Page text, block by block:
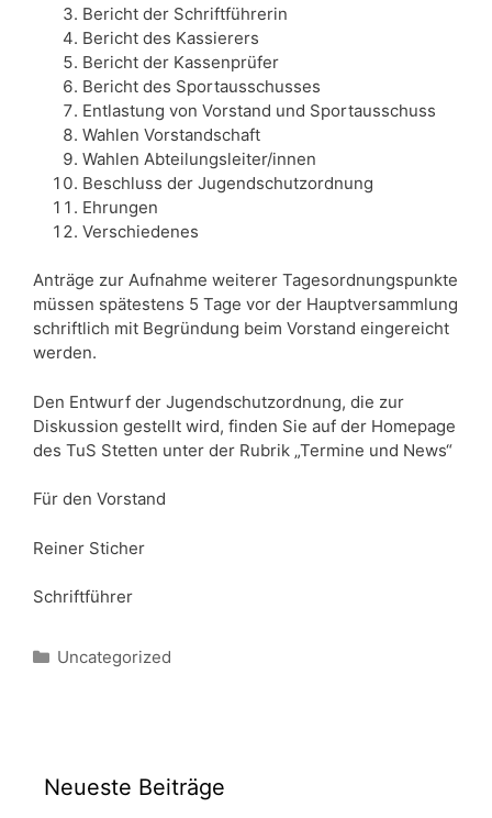
Bericht der Schriftführerin
Bericht des Kassierers
Bericht der Kassenprüfer
Bericht des Sportausschusses
Entlastung von Vorstand und Sportausschuss
Wahlen Vorstandschaft
Wahlen Abteilungsleiter/innen
Beschluss der Jugendschutzordnung
Ehrungen
Verschiedenes
Anträge zur Aufnahme weiterer Tagesordnungspunkte
müssen spätestens 5 Tage vor der Hauptversammlung
schriftlich mit Begründung beim Vorstand eingereicht
werden.
Den Entwurf der Jugendschutzordnung, die zur
Diskussion gestellt wird, finden Sie auf der Homepage
des TuS Stetten unter der Rubrik „Termine und News“
Für den Vorstand
Reiner Sticher
Schriftführer
Kategorien
Uncategorized
Neueste Beiträge